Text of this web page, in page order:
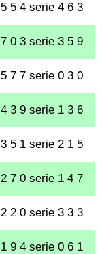
5 4 serie 4 6 3
0 3 serie 3 5 9
7 7 serie 0 3 0
3 9 serie 1 3 6
5 1 serie 2 1 5
7 0 serie 1 4 7
2 0 serie 3 3 3
9 4 serie 0 6 1